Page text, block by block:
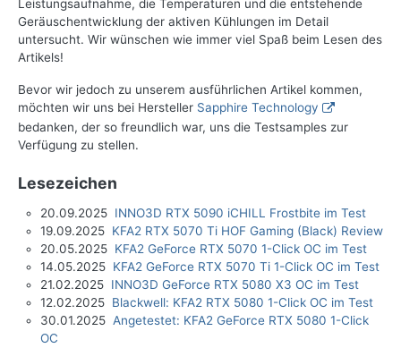
Leistungsaufnahme, die Temperaturen und die entstehende
Geräuschentwicklung der aktiven Kühlungen im Detail
untersucht. Wir wünschen wie immer viel Spaß beim Lesen des
Artikels!
Bevor wir jedoch zu unserem ausführlichen Artikel kommen,
möchten wir uns bei Hersteller Sapphire Technology
bedanken, der so freundlich war, uns die Testsamples zur
Verfügung zu stellen.
Lesezeichen
20.09.2025 INNO3D RTX 5090 iCHILL Frostbite im Test
19.09.2025 KFA2 RTX 5070 Ti HOF Gaming (Black) Review
20.05.2025 KFA2 GeForce RTX 5070 1-Click OC im Test
14.05.2025 KFA2 GeForce RTX 5070 Ti 1-Click OC im Test
21.02.2025 INNO3D GeForce RTX 5080 X3 OC im Test
12.02.2025 Blackwell: KFA2 RTX 5080 1-Click OC im Test
30.01.2025 Angetestet: KFA2 GeForce RTX 5080 1-Click
OC